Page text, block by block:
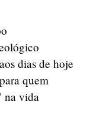
dias de hoje
quem
na vida